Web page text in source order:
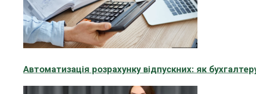
Автоматизація розрахунку відпускних: як